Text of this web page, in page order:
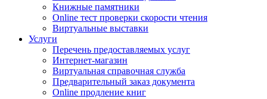
Книжные памятники
Online тест проверки скорости чтения
Виртуальные выставки
Услуги
Перечень предоставляемых услуг
Интернет-магазин
Виртуальная справочная служба
Предварительный заказ документа
Online продление книг